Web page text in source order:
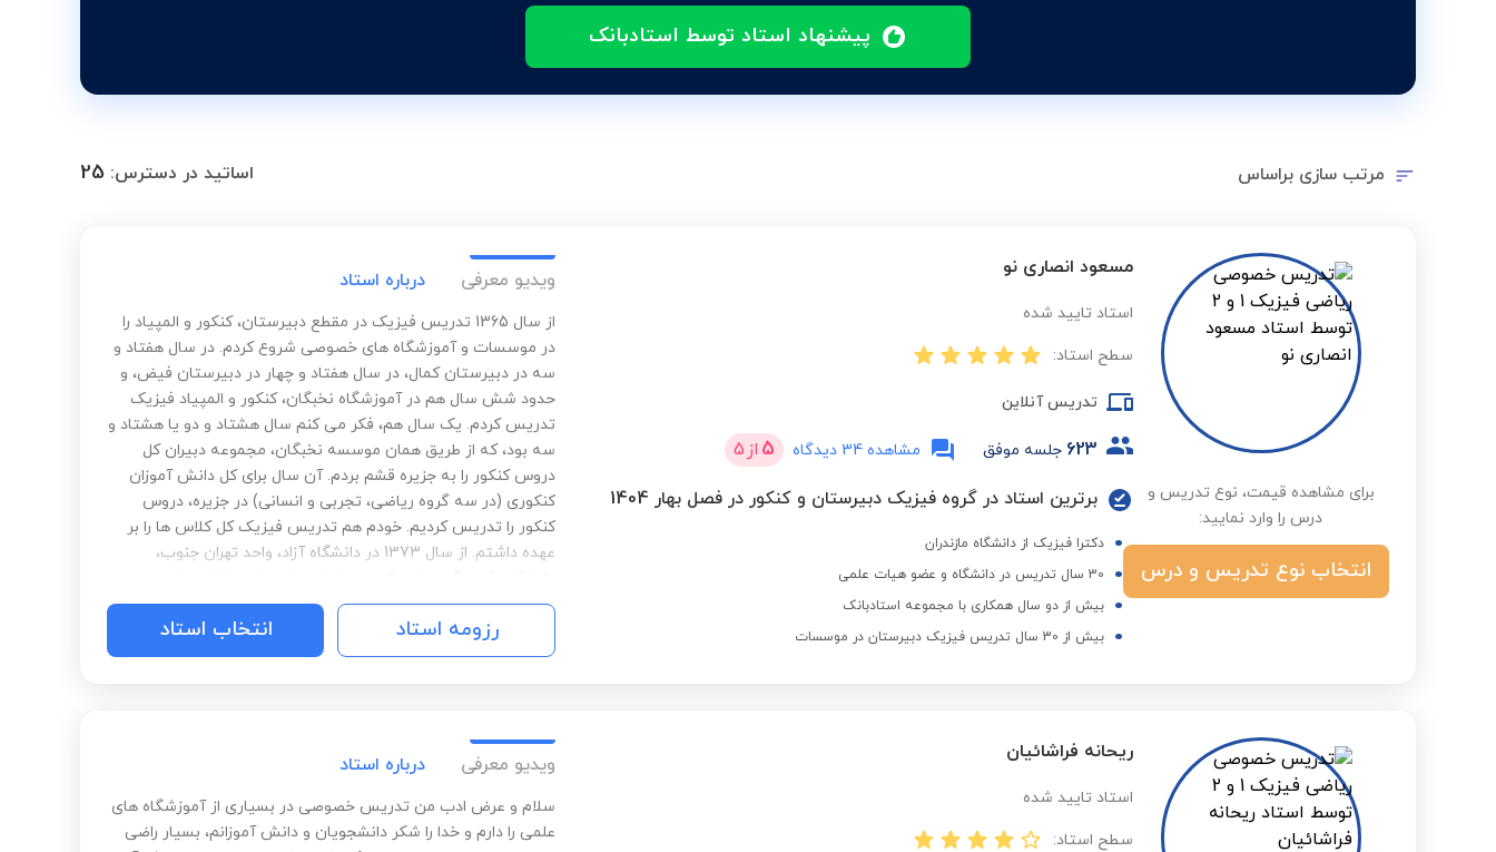
پیشنهاد استاد توسط استادبانک
مرتب سازی براساس اساتید در دسترس: 25
برای مشاهده قیمت، نوع تدریس و
درس را وارد نمایید:
انتخاب نوع تدریس و درس
مسعود انصاری نو
استاد تایید شده
سطح استاد:
تدریس آنلاین
623 جلسه موفق مشاهده 34 دیدگاه 5 از 5
برترین استاد در گروه فیزیک دبیرستان و کنکور در فصل بهار 1404
دکترا فیزیک از دانشگاه مازندران
30 سال تدریس در دانشگاه و عضو هیات علمی
بیش از دو سال همکاری با مجموعه استادبانک
بیش از 30 سال تدریس فیزیک دبیرستان در موسسات
ویدیو معرفی درباره استاد
از سال 1365 تدریس فیزیک در مقطع دبیرستان، کنکور و المپیاد را
در موسسات و آموزشگاه های خصوصی شروع کردم. در سال هفتاد و
سه در دبیرستان کمال، در سال هفتاد و چهار در دبیرستان فیض، و
حدود شش سال هم در آموزشگاه نخبگان، کنکور و المپیاد فیزیک
تدریس کردم. یک سال هم، فکر می کنم سال هشتاد و دو یا هشتاد و
سه بود، که از طریق همان موسسه نخبگان، مجموعه دبیران کل
دروس کنکور را به جزیره قشم بردم. آن سال برای کل دانش آموزان
کنکوری (در سه گروه ریاضی، تجربی و انسانی) در جزیره، دروس
کنکور را تدریس کردیم. خودم هم تدریس فیزیک کل کلاس ها را بر
عهده داشتم. از سال 1373 در دانشگاه آزاد، واحد تهران جنوب،
استخدام و مشغول به تدریس هستم. تمام دروس فیزیک پایه
رشته های مهندسی (مکانیک، ترمودینامیک، الکتریسیته و
مغناطیس، اپتیک، موج و ارتعاش، فیزیک مدرن، نسبیت، فیزیک
رزومه استاد انتخاب استاد
ریحانه فراشائیان
استاد تایید شده
سطح استاد:
ویدیو معرفی درباره استاد
سلام و عرض ادب من تدریس خصوصی در بسیاری از آموزشگاه های
علمی را دارم و خدا را شکر دانشجویان و دانش آموزانم، بسیار راضی